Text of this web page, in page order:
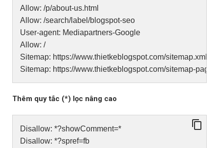
Allow: /p/about-us.html
Allow: /search/label/blogspot-seo
User-agent: Mediapartners-Google
Allow: /
Sitemap: https://www.thietkeblogspot.com/sitemap.xml
Sitemap: https://www.thietkeblogspot.com/sitemap-
Thêm quy tắc (*) lọc nâng cao
Disallow: *?showComment=*
Disallow: *?spref=fb